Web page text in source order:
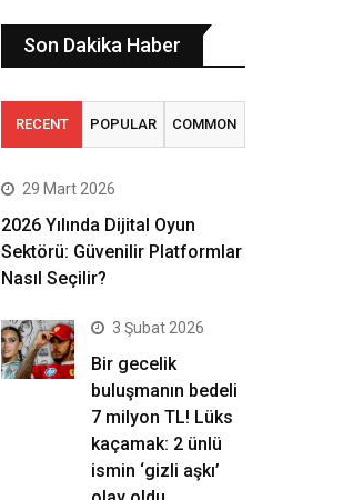
Son Dakika Haber
RECENT POPULAR COMMON
29 Mart 2026
2026 Yılında Dijital Oyun
Sektörü: Güvenilir Platformlar
Nasıl Seçilir?
3 Şubat 2026
Bir gecelik
buluşmanın bedeli
7 milyon TL! Lüks
kaçamak: 2 ünlü
ismin ‘gizli aşkı’